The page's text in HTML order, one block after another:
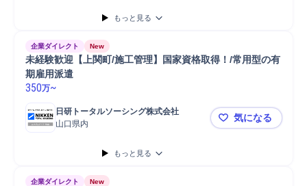
もっと見る
企業ダイレクト New
未経験歓迎【上関町/施工管理】国家資格取得！/常用型の有
期雇用派遣
350万~
日研トータルソーシング株式会社
山口県内
未経験歓迎
気になる
もっと見る
企業ダイレクト New